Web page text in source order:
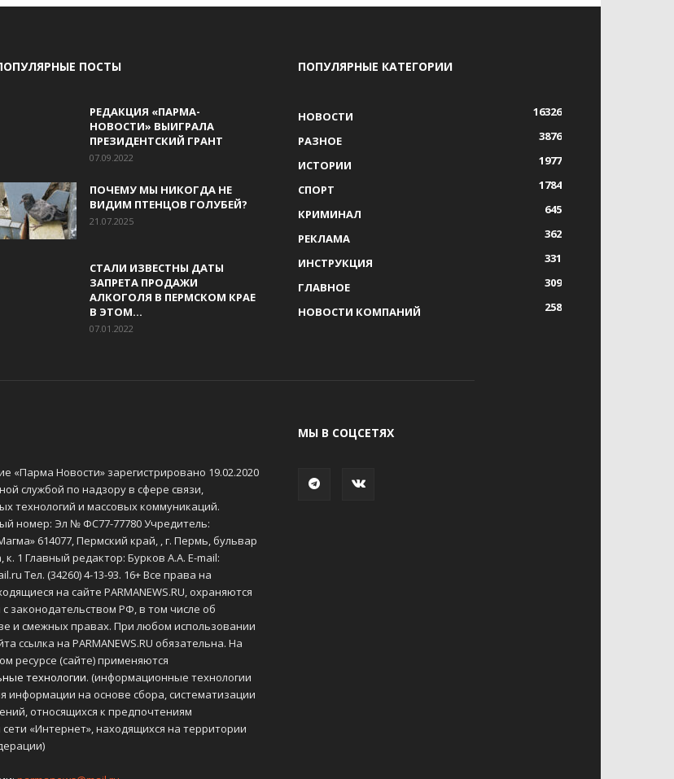
ПОСТЫ
РЕДАКЦИЯ «ПАРМА-
НОВОСТИ» ВЫИГРАЛА
ПРЕЗИДЕНТСКИЙ ГРАНТ
07.09.2022
ПОЧЕМУ МЫ НИКОГДА НЕ
ВИДИМ ПТЕНЦОВ ГОЛУБЕЙ?
21.07.2025
СТАЛИ ИЗВЕСТНЫ ДАТЫ
ЗАПРЕТА ПРОДАЖИ
АЛКОГОЛЯ В ПЕРМСКОМ КРАЕ
В ЭТОМ...
07.01.2022
ПОПУЛЯРНЫЕ КАТЕГОРИИ
НОВОСТИ
16326
РАЗНОЕ
3876
ИСТОРИИ
1977
СПОРТ
1784
КРИМИНАЛ
645
РЕКЛАМА
362
ИНСТРУКЦИЯ
331
ГЛАВНОЕ
309
НОВОСТИ КОМПАНИЙ
258
«Парма Новости» зарегистрировано 19.02.2020
службой по надзору в сфере связи,
технологий и массовых коммуникаций.
номер: Эл № ФС77-77780 Учредитель:
614077, Пермский край, , г. Пермь, бульвар
к. 1 Главный редактор: Бурков А.А. E-mail:
Тел. (34260) 4-13-93. 16+ Все права на
на сайте PARMANEWS.RU, охраняются
с законодательством РФ, в том числе об
и смежных правах. При любом использовании
ссылка на PARMANEWS.RU обязательна. На
ресурсе (сайте) применяются
технологии. (информационные технологии
информации на основе сбора, систематизации
относящихся к предпочтениям
«Интернет», находящихся на территории
МЫ В СОЦСЕТЯХ